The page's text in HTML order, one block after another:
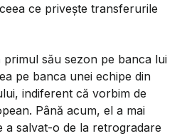
ce privește transferurile
primul său sezon pe banca lui
pe banca unei echipe din
indiferent că vorbim de
Până acum, el a mai
a salvat-o de la retrogradare